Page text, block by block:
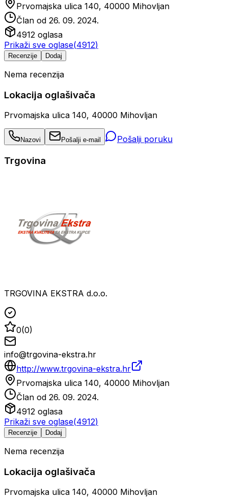
Prvomajska ulica 140, 40000 Mihovljan
Član od 26. 09. 2024.
4912 oglasa
Prikaži sve oglase(4912)
Recenzije Dodaj
Nema recenzija
Lokacija oglašivača
Prvomajska ulica 140, 40000 Mihovljan
Nazovi Pošalji e-mail Pošalji poruku
Trgovina
TRGOVINA EKSTRA d.o.o.
0(0)
info@trgovina-ekstra.hr
http://www.trgovina-ekstra.hr
Prvomajska ulica 140, 40000 Mihovljan
Član od 26. 09. 2024.
4912 oglasa
Prikaži sve oglase(4912)
Recenzije Dodaj
Nema recenzija
Lokacija oglašivača
Prvomajska ulica 140, 40000 Mihovljan